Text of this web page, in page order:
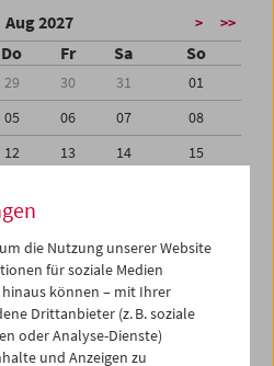
Aug 2027 > >>
Do Fr Sa So
29 30 31
01
05 06 07
08
12 13 14
15
26
02 03 04 05
die Nutzung unserer Website
für soziale Medien
können – mit Ihrer
Drittanbieter (z. B. soziale
oder Analyse-Dienste)
und Anzeigen zu